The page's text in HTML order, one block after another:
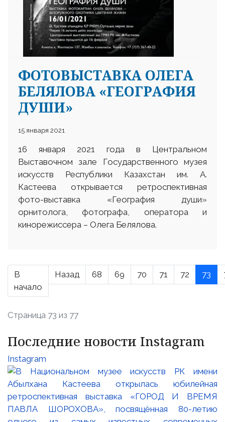
ФОТОВЫСТАВКА ОЛЕГА
БЕЛЯЛОВА «ГЕОГРАФИЯ
ДУШИ»
15 января 2021
16 января 2021 года в Центральном
Выставочном зале Государственного музея
искусств Республики Казахстан им. А.
Кастеева открывается ретроспективная
фото-выставка «География души»
орнитолога, фотографа, оператора и
кинорежиссера – Олега Белялова.
В
начало
Назад 68 69 70 71 72 73
Страница 73 из 77
Последние новости Instagram
Instagram